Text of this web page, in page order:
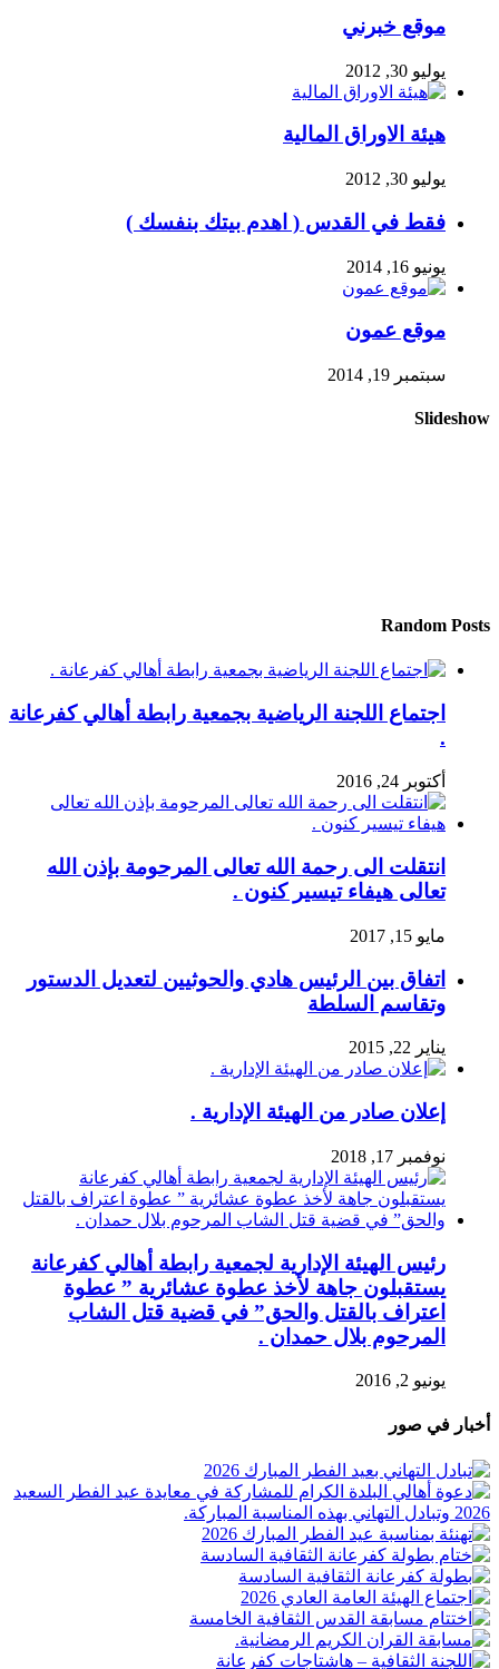
موقع خبرني
يوليو 30, 2012
هيئة الاوراق المالية
يوليو 30, 2012
فقط في القدس ( اهدم بيتك بنفسك )
يونيو 16, 2014
موقع عمون
سبتمبر 19, 2014
Slideshow
Random Posts
اجتماع اللجنة الرياضية بجمعية رابطة أهالي كفرعانة
.
أكتوبر 24, 2016
انتقلت الى رحمة الله تعالى المرحومة بإذن الله
تعالى هيفاء تيسير كنون .
مايو 15, 2017
اتفاق بين الرئيس هادي والحوثيين لتعديل الدستور
وتقاسم السلطة
يناير 22, 2015
إعلان صادر من الهيئة الإدارية .
نوفمبر 17, 2018
رئيس الهيئة الإدارية لجمعية رابطة أهالي كفرعانة
يستقبلون جاهة لأخذ عطوة عشائرية ” عطوة
اعتراف بالقتل والحق” في قضية قتل الشاب
المرحوم بلال حمدان .
يونيو 2, 2016
أخبار في صور